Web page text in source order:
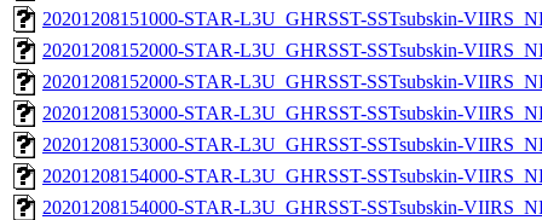
20201208151000-STAR-L3U_GHRSST-SSTsubskin-
20201208152000-STAR-L3U_GHRSST-SSTsubskin-
20201208152000-STAR-L3U_GHRSST-SSTsubskin-
20201208153000-STAR-L3U_GHRSST-SSTsubskin-
20201208153000-STAR-L3U_GHRSST-SSTsubskin-
20201208154000-STAR-L3U_GHRSST-SSTsubskin-
20201208154000-STAR-L3U_GHRSST-SSTsubskin-